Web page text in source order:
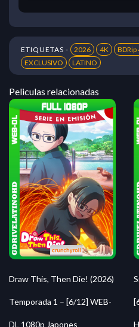
ETIQUETAS - 2026 4K BDRip
EXCLUSIVO
LATINO
Peliculas relacionadas
Draw This, Then Die! (2026)
Temporada 1 – [6/12] WEB-
DL 1080p Japones